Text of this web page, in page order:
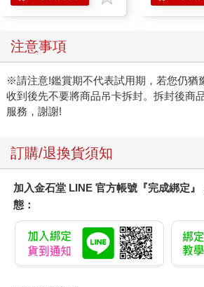
注意事項
※請注意!鑑賞期不代表試用期，若您仍猶
收到後先不要將商品吊卡拆封。拆封後商
服務，謝謝!
訂購/退換貨須知
加入金石堂 LINE 官方帳號『完成綁定
態：